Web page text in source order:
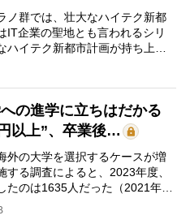
群では、壮大なハイテク新都
IT企業の聖地とも言われるシリ
イテク新都市計画が持ち上が
の進学に立ちはだかる
以上”、卒業後…
の大学を選択するケースが増
る調査によると、2023年度、
のは1635人だった（2021年度